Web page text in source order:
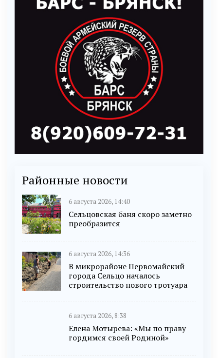
Районные новости
6 августа 2026, 14:40
Сельцовская баня скоро заметно
преобразится
6 августа 2026, 14:36
В микрорайоне Первомайский
города Сельцо началось
строительство нового тротуара
6 августа 2026, 8:38
Елена Мотырева: «Мы по праву
гордимся своей Родиной»